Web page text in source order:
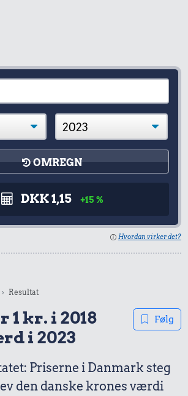
OMREGN
DKK 1,15 +15 %
Hvordan virker det?
Resultat
1 kr. i 2018
i 2023
Følg
Priserne i Danmark steg
den danske krones værdi